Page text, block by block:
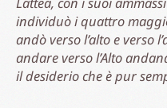
individuò i quattro
andò verso l’alto e verso
andare verso l’Alto
il desiderio che è pur